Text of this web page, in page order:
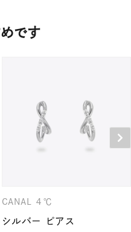
です
CANAL ４℃
シルバー ピアス